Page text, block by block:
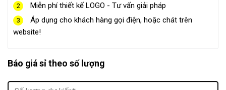
2 Miễn phí thiết kế LOGO - Tư vấn giải pháp
3
Áp dụng cho khách hàng gọi điện, hoặc chát trên
website!
Báo giá sỉ theo số lượng